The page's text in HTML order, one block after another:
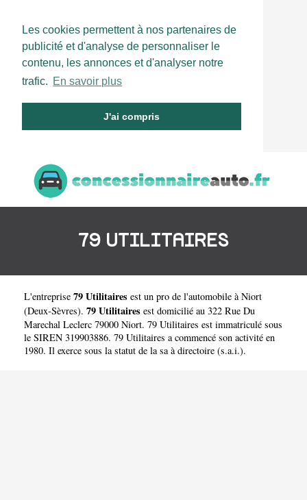
Les cookies permettent à nos partenaires de
publicité et d'analyse de personnaliser le
contenu, les annonces et d'analyser notre
trafic. En savoir plus
J'ai compris
79 UTILITAIRES
L'entreprise 79 Utilitaires est un pro de l'automobile à Niort
(Deux-Sèvres). 79 Utilitaires est domicilié au 322 Rue Du
Marechal Leclerc 79000 Niort. 79 Utilitaires est immatriculé sous
le SIREN 319903886. 79 Utilitaires a commencé son activité en
1980. Il exerce sous la statut de la sa à directoire (s.a.i.).